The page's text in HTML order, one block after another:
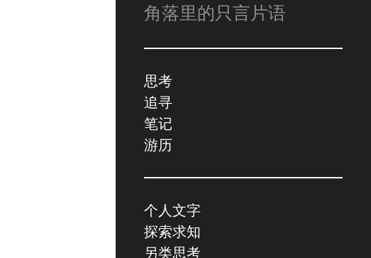
角落里的只言片语
思考
追寻
笔记
游历
个人文字
探索求知
另类思考